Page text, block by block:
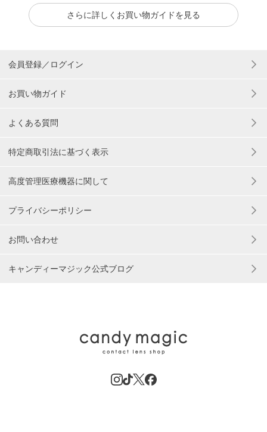
さらに詳しくお買い物ガイドを見る
会員登録／ログイン
お買い物ガイド
よくある質問
特定商取引法に基づく表示
高度管理医療機器に関して
プライバシーポリシー
お問い合わせ
キャンディーマジック公式ブログ